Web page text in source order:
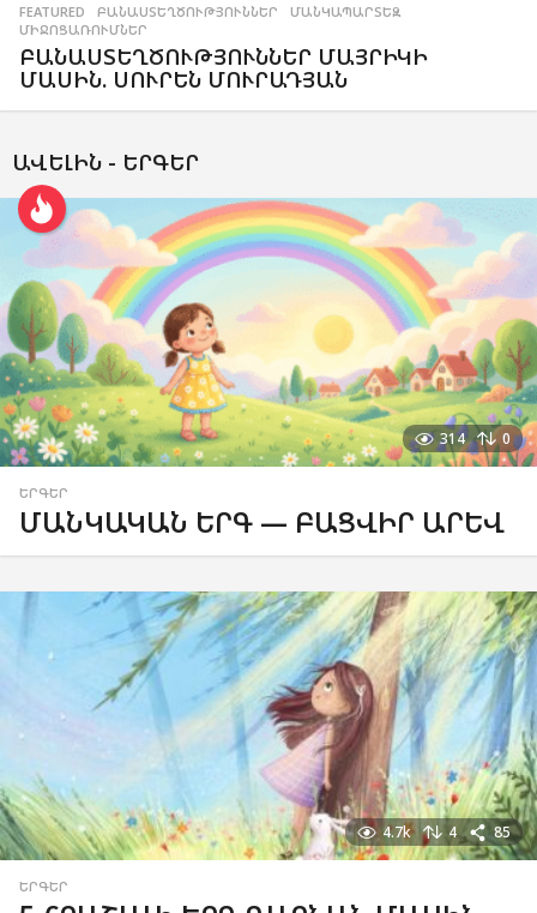
FEATURED ,ԲԱՆԱՍՏԵՂԾՈՒԹՅՈՒՆՆԵՐ ,ՄԱՆԿԱՊԱՐՏԵԶ
ՄԻՋՈՑԱՌՈՒՄՆԵՐ
ԲԱՆԱՍՏԵՂԾՈՒԹՅՈՒՆՆԵՐ ՄԱՅՐԻԿԻ
ՄԱՍԻՆ. ՍՈՒՐԵՆ ՄՈՒՐԱԴՅԱՆ
ԱՎԵԼԻՆ - ԵՐԳԵՐ
314 0
ԵՐԳԵՐ
ՄԱՆԿԱԿԱՆ ԵՐԳ — ԲԱՑՎԻՐ ԱՐԵՎ
4.7k 4 85
ԵՐԳԵՐ